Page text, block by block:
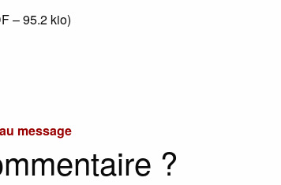
– 95.2 kio)
message
?